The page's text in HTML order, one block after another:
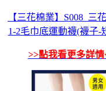
【三花棉業】S008_三
1-2毛巾底運動襪(襪子-
>>點我看更多詳情